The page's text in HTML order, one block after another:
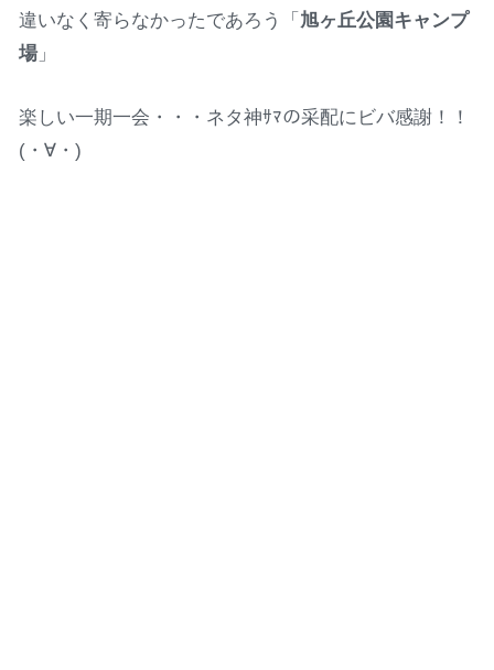
違いなく寄らなかったであろう「 旭ヶ丘公園キャンプ
場」
楽しい一期一会・・・ネタ神ｻﾏの采配にビバ感謝！！
(・∀・)